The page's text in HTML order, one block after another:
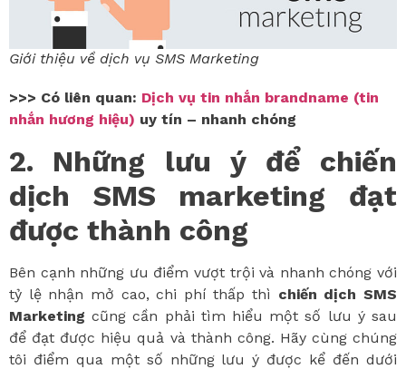
Giới thiệu về dịch vụ SMS Marketing
>>> Có liên quan: Dịch vụ tin nhắn brandname (tin
nhắn hương hiệu) uy tín – nhanh chóng
2. Những lưu ý để chiến
dịch SMS marketing đạt
được thành công
Bên cạnh những ưu điểm vượt trội và nhanh chóng với
tỷ lệ nhận mở cao, chi phí thấp thì chiến dịch SMS
Marketing cũng cần phải tìm hiểu một số lưu ý sau
để đạt được hiệu quả và thành công. Hãy cùng chúng
tôi điểm qua một số những lưu ý được kể đến dưới